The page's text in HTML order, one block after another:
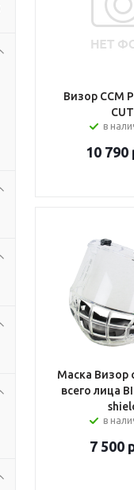
Визор CCM
CUT
в
10 790
Маска Визор
всего лица BIG
в
7 500